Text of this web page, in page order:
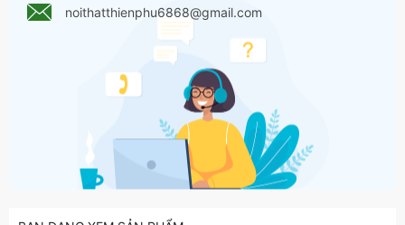
cư mini
Không gian cửa hàng vừa để trang trí vừa sử dụng làm ghế
Không gian quán cafe, trà sữa, đồ ăn nhanh,
Sảnh khách sạn, sảnh tòa nhà lớn, nhà nghỉ,…
Tính năng của Bộ Ghế
Sofa Hiện Đại Giá Rẻ - SF
noithatthienphu6868@gmail.com